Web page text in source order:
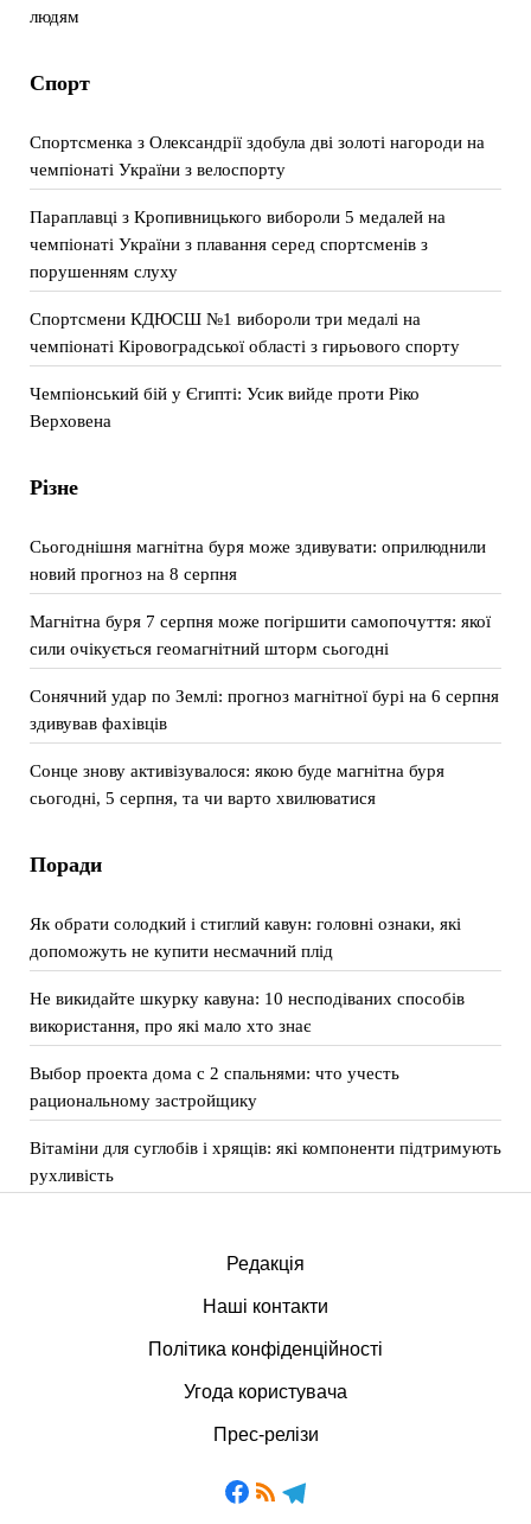
людям
Спорт
Спортсменка з Олександрії здобула дві золоті нагороди на
чемпіонаті України з велоспорту
Параплавці з Кропивницького вибороли 5 медалей на
чемпіонаті України з плавання серед спортсменів з
порушенням слуху
Спортсмени КДЮСШ №1 вибороли три медалі на
чемпіонаті Кіровоградської області з гирьового спорту
Чемпіонський бій у Єгипті: Усик вийде проти Ріко
Верховена
Різне
Сьогоднішня магнітна буря може здивувати: оприлюднили
новий прогноз на 8 серпня
Магнітна буря 7 серпня може погіршити самопочуття: якої
сили очікується геомагнітний шторм сьогодні
Сонячний удар по Землі: прогноз магнітної бурі на 6 серпня
здивував фахівців
Сонце знову активізувалося: якою буде магнітна буря
сьогодні, 5 серпня, та чи варто хвилюватися
Поради
Як обрати солодкий і стиглий кавун: головні ознаки, які
допоможуть не купити несмачний плід
Не викидайте шкурку кавуна: 10 несподіваних способів
використання, про які мало хто знає
Выбор проекта дома с 2 спальнями: что учесть
рациональному застройщику
Вітаміни для суглобів і хрящів: які компоненти підтримують
рухливість
Редакція
Наші контакти
Політика конфіденційності
Угода користувача
Прес-релізи